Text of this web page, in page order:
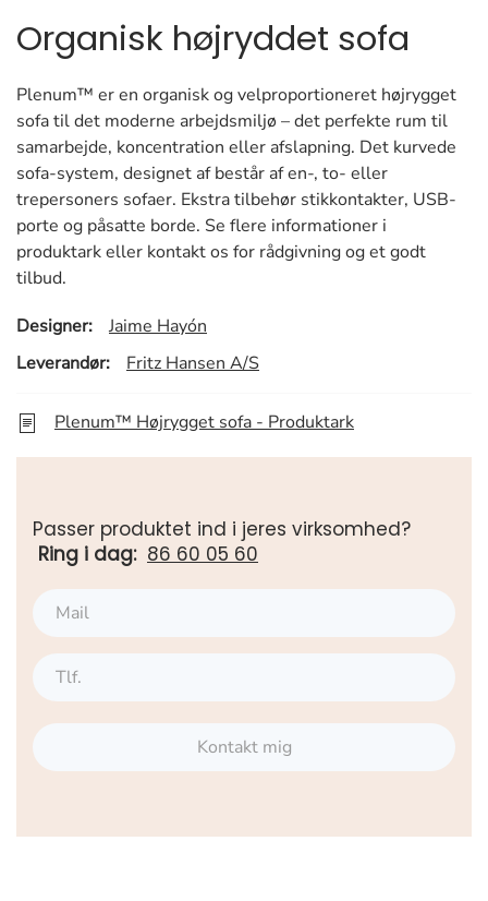
Organisk højryddet sofa
Plenum™ er en organisk og velproportioneret højrygget
sofa til det moderne arbejdsmiljø – det perfekte rum til
samarbejde, koncentration eller afslapning. Det kurvede
sofa-system, designet af består af en-, to- eller
trepersoners sofaer. Ekstra tilbehør stikkontakter, USB-
porte og påsatte borde. Se flere informationer i
produktark eller kontakt os for rådgivning og et godt
tilbud.
Designer:
Jaime Hayón
Leverandør:
Fritz Hansen A/S
Plenum™ Højrygget sofa - Produktark
Passer produktet ind i jeres virksomhed?
Ring i dag: 86 60 05 60
Kontakt mig